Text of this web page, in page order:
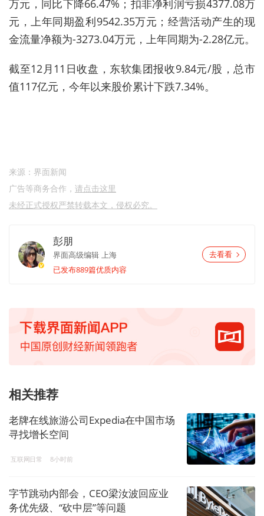
万元，同比下降66.47% ；扣非净利润亏损4377.08万
元，上年同期盈利9542.35万元；经营活动产生的现
金流量净额为-3273.04万元，上年同期为-2.28亿元。
截至12月 11 日收盘，东软集团报收9.84元/股，总市
值117亿元，今年以来股价累计下跌7.34%。
来源：界面新闻
广告等商务合作， 请点击这里
未经正式授权严禁转载本文，侵权必究。
彭朋
界面高级编辑 上海
已发布889篇优质内容
去看看
相关推荐
老牌在线旅游公司Expedia在中国市场
寻找增长空间
互联网日常 8小时前
字节跳动内部会，CEO梁汝波回应业
务优先级、“砍中层”等问题